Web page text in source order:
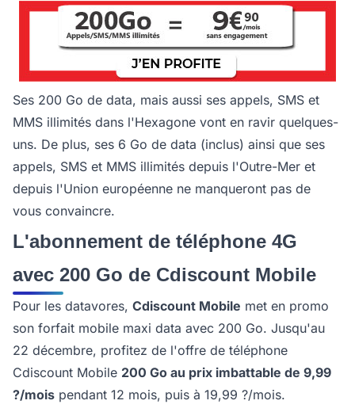
Ses 200 Go de data, mais aussi ses appels, SMS et
MMS illimités dans l'Hexagone vont en ravir quelques-
uns. De plus, ses 6 Go de data (inclus) ainsi que ses
appels, SMS et MMS illimités depuis l'Outre-Mer et
depuis l'Union européenne ne manqueront pas de
vous convaincre.
L'abonnement de téléphone 4G
avec 200 Go de Cdiscount Mobile
Pour les datavores, Cdiscount Mobile met en promo
son forfait mobile maxi data avec 200 Go. Jusqu'au
22 décembre, profitez de l'offre de téléphone
Cdiscount Mobile 200 Go au prix imbattable de 9,99
?/mois pendant 12 mois, puis à 19,99 ?/mois.